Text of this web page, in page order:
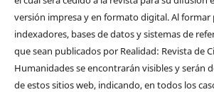
versión impresa y en formato digital. Al
indexadores, bases de datos y sistemas de
que sean publicados por Realidad: Revista de
Humanidades se encontrarán visibles y serán
de estos sitios web, indicando, en todos los